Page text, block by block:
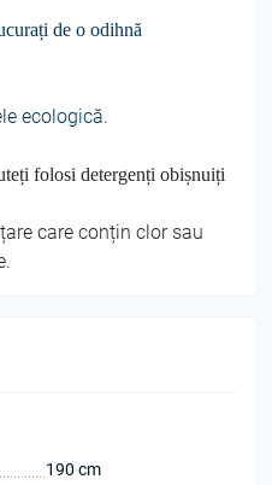
de o odihnă
ecologică.
folosi detergenți obișnuiți
care conțin clor sau
190 cm